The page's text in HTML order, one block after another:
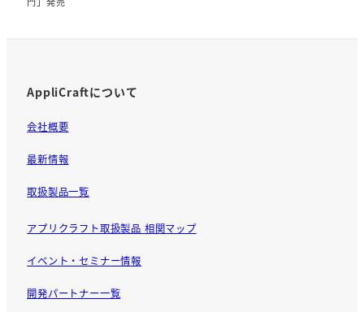
AppliCraftについて
会社概要
最新情報
取扱製品一覧
アプリクラフト取扱製品 相関マップ
イベント・セミナー情報
開発パートナー一覧